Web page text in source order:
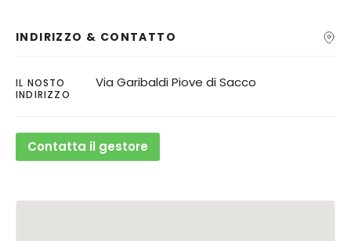
INDIRIZZO & CONTATTO
IL NOSTO
INDIRIZZO
Via Garibaldi Piove di Sacco
Contatta il gestore